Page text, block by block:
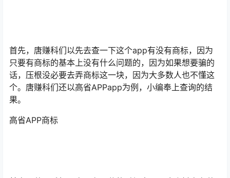
首先，唐赚科们以先去查一下这个app有没有商标，因为
只要有商标的基本上没有什么问题的，因为如果想要骗的
话，压根没必要去弄商标这一块，因为大多数人也不懂这
个。唐赚科们还以高省APPapp为例，小编奉上查询的结
果。
高省APP商标